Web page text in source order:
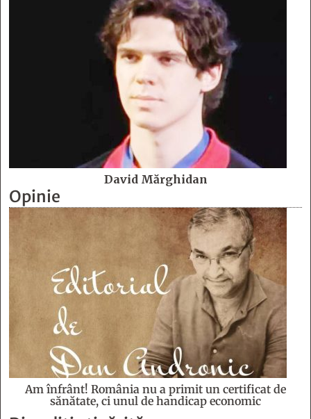
David Mărghidan
Opinie
Am înfrânt! România nu a primit un certificat de
sănătate, ci unul de handicap economic